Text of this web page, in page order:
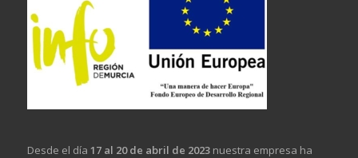
Desde el día 17 al 20 de abril de 2023nuestra empresa ha